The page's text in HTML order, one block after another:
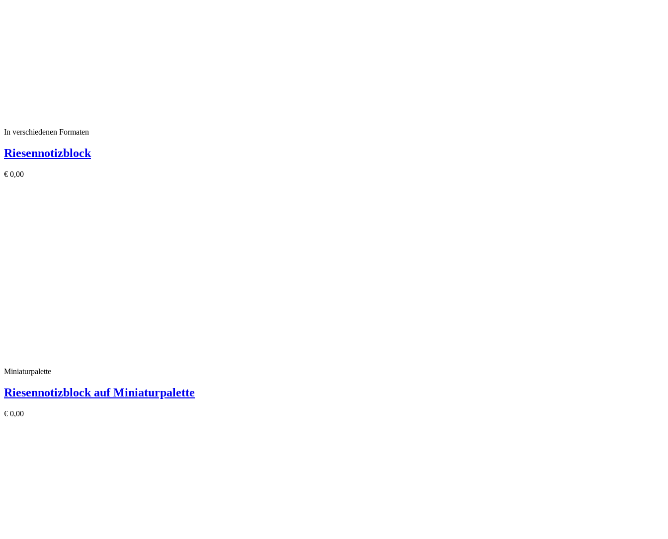
In verschiedenen Formaten
Riesennotizblock
€ 0,00
Miniaturpalette
Riesennotizblock auf Miniaturpalette
€ 0,00